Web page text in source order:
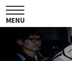
toggle
navigation
MENU